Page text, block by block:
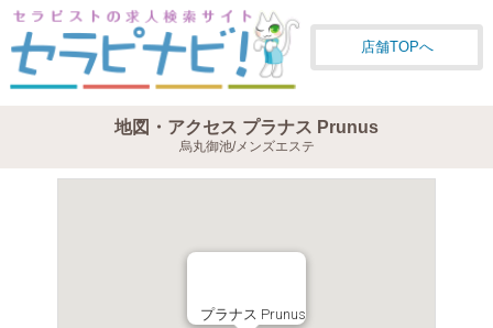
店舗TOPへ
地図・アクセス プラナス Prunus
烏丸御池/メンズエステ
プラナス Prunus